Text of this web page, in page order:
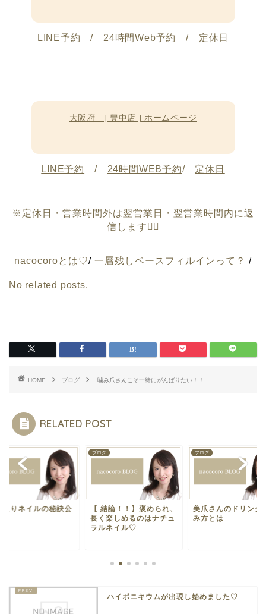
LINE予約 / 24時間Web予約 / 定休日
大阪府 [ 豊中店 ] ホームページ
LINE予約 / 24時間WEB予約/ 定休日
※定休日・営業時間外は翌営業日・翌営業時間内に返
信します🙇‍♀️
nacocoroとは♡/ 一層残しベースフィルインって？ /
No related posts.
HOME ブログ 噛み爪さんこそ一緒にがんばりたい！！
RELATED POST
【 結論！！】褒められ、
長く楽しめるのはナチュ
美爪さんのドリンクの飲
み方とは
ネイルのせ
めた…と思わ
ハイポニキウムが出現し始めました♡